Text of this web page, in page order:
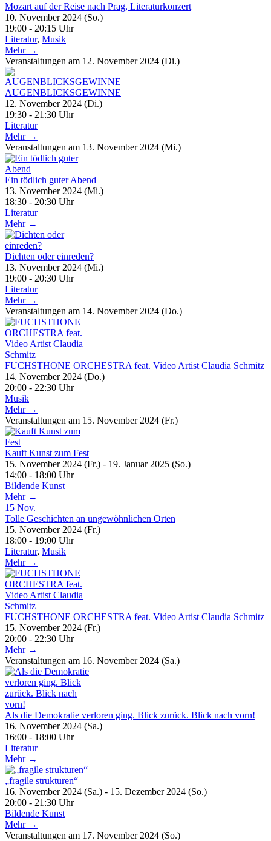
Mozart auf der Reise nach Prag, Literaturkonzert
10. November 2024 (So.)
19:00 - 20:15 Uhr
Literatur, Musik
Mehr →
Veranstaltungen am 12. November 2024 (Di.)
AUGENBLICKSGEWINNE
12. November 2024 (Di.)
19:30 - 21:30 Uhr
Literatur
Mehr →
Veranstaltungen am 13. November 2024 (Mi.)
Ein tödlich guter Abend
13. November 2024 (Mi.)
18:30 - 20:30 Uhr
Literatur
Mehr →
Dichten oder einreden?
13. November 2024 (Mi.)
19:00 - 20:30 Uhr
Literatur
Mehr →
Veranstaltungen am 14. November 2024 (Do.)
FUCHSTHONE ORCHESTRA feat. Video Artist Claudia Schmitz
14. November 2024 (Do.)
20:00 - 22:30 Uhr
Musik
Mehr →
Veranstaltungen am 15. November 2024 (Fr.)
Kauft Kunst zum Fest
15. November 2024 (Fr.) - 19. Januar 2025 (So.)
14:00 - 18:00 Uhr
Bildende Kunst
Mehr →
15 Nov.
Tolle Geschichten an ungewöhnlichen Orten
15. November 2024 (Fr.)
18:00 - 19:00 Uhr
Literatur, Musik
Mehr →
FUCHSTHONE ORCHESTRA feat. Video Artist Claudia Schmitz
15. November 2024 (Fr.)
20:00 - 22:30 Uhr
Mehr →
Veranstaltungen am 16. November 2024 (Sa.)
Als die Demokratie verloren ging. Blick zurück. Blick nach vorn!
16. November 2024 (Sa.)
16:00 - 18:00 Uhr
Literatur
Mehr →
„fragile strukturen“
16. November 2024 (Sa.) - 15. Dezember 2024 (So.)
20:00 - 21:30 Uhr
Bildende Kunst
Mehr →
Veranstaltungen am 17. November 2024 (So.)